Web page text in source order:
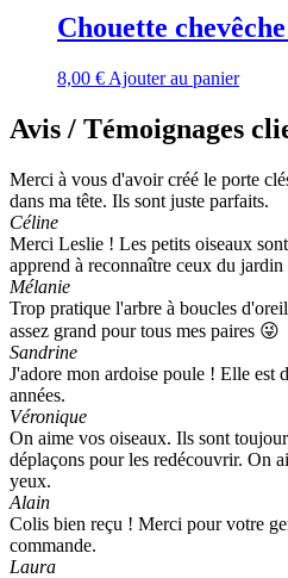
Chouette
8,00 € Ajouter au panier
Avis / Témoignages
Merci à vous d'avoir créé le porte
dans ma tête. Ils sont juste parfaits.
Céline
Merci Leslie ! Les petits oiseaux
apprend à reconnaître ceux du jardin
Mélanie
Trop pratique l'arbre à boucles
assez grand pour tous mes paires 😜
Sandrine
J'adore mon ardoise poule ! Elle est
années.
Véronique
On aime vos oiseaux. Ils sont
déplaçons pour les redécouvrir. On
yeux.
Alain
Colis bien reçu ! Merci pour votre
commande.
Laura